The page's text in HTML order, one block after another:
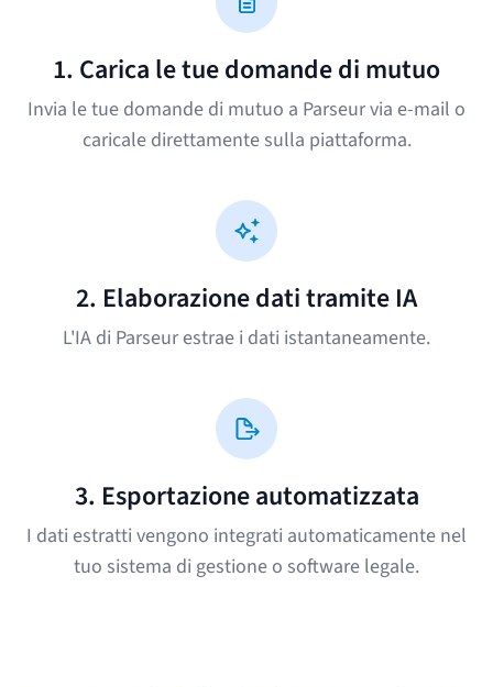
1. Carica le tue domande di mutuo
Invia le tue domande di mutuo a Parseur via e-mail o
caricale direttamente sulla piattaforma.
2. Elaborazione dati tramite IA
L'IA di Parseur estrae i dati istantaneamente.
3. Esportazione automatizzata
I dati estratti vengono integrati automaticamente nel
tuo sistema di gestione o software legale.